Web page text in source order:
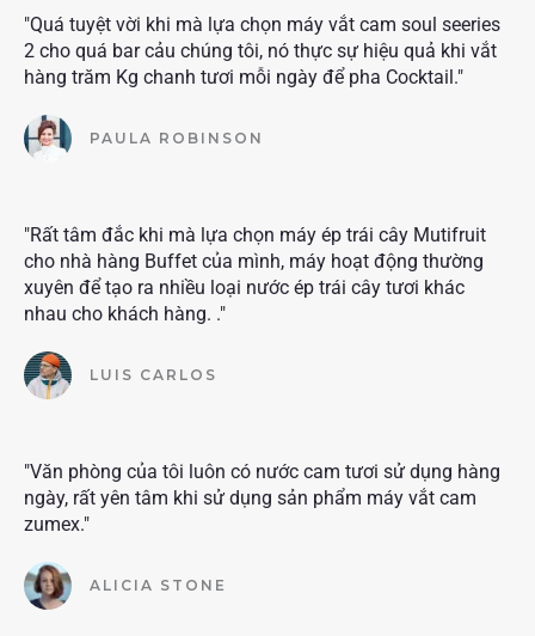
"Quá tuyệt vời khi mà lựa chọn máy vắt cam soul seeries
2 cho quá bar cảu chúng tôi, nó thực sự hiệu quả khi vắt
hàng trăm Kg chanh tươi mỗi ngày để pha Cocktail."
PAULA ROBINSON
"Rất tâm đắc khi mà lựa chọn máy ép trái cây Mutifruit
cho nhà hàng Buffet của mình, máy hoạt động thường
xuyên để tạo ra nhiều loại nước ép trái cây tươi khác
nhau cho khách hàng. ."
LUIS CARLOS
"Văn phòng của tôi luôn có nước cam tươi sử dụng hàng
ngày, rất yên tâm khi sử dụng sản phẩm máy vắt cam
zumex."
ALICIA STONE